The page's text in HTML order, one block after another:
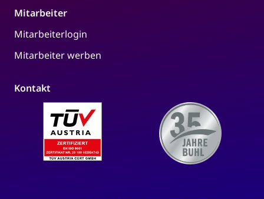
Mitarbeiter
Mitarbeiterlogin
Mitarbeiter werben
Kontakt